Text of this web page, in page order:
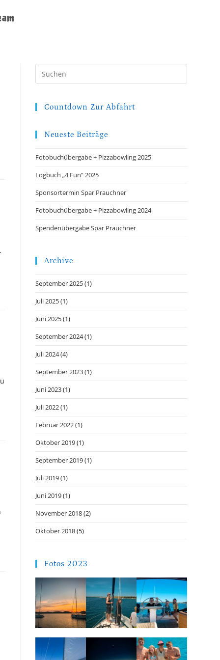
Escape
Countdown Zur Abfahrt
Neueste Beiträge
Fotobuchübergabe + Pizzabowling 2025
Logbuch „4 Fun“ 2025
Sponsortermin Spar Prauchner
Fotobuchübergabe + Pizzabowling 2024
Spendenübergabe Spar Prauchner
Archive
September 2025(1)
Juli 2025(1)
Juni 2025(1)
September 2024(1)
Juli 2024(4)
September 2023(1)
Juni 2023(1)
Juli 2022(1)
Februar 2022(1)
Oktober 2019(1)
September 2019(1)
Juli 2019(1)
Juni 2019(1)
November 2018(2)
Oktober 2018(5)
Fotos 2023